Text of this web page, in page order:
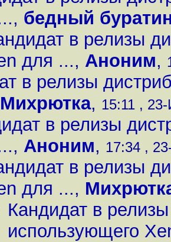
, бедный
в релизы
для ..., Аноним,
в релизы
Михрютка, 15:11 ,
в релизы
, Аноним, 17:34 ,
в релизы
для ...,
Кандидат в
использующего